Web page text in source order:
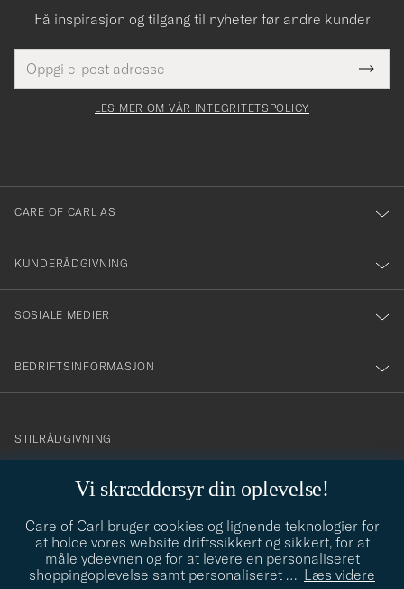
Vi skræddersyr din oplevelse!
Care of Carl bruger cookies og lignende teknologier for
at holde vores website driftssikkert og sikkert, for at
måle ydeevnen og for at levere en personaliseret
shoppingoplevelse samt personaliseret … Læs videre
Få inspirasjon og tilgang til nyheter før andre kunder
postadresse
felt
Tack
för
dig
till
vårt
nyhetsbrev!
LES MER OM VÅR INTEGRITETSPOLICY
CARE OF CARL AS
KUNDERÅDGIVNING
SOSIALE MEDIER
BEDRIFTSINFORMASJON
info@careofcarl.no
STILRÅDGIVNING
STILRÅDGIVNING